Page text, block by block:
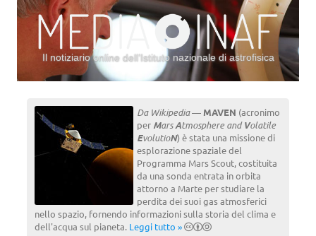
Il notiziario online dell’Istituto nazionale di astrofisica
Da Wikipedia— MAVEN (acronimo
per MarsAtmosphere andVolatile
EvolutioN) è stata una missione di
esplorazione spaziale del
Programma Mars Scout, costituita
da una sonda entrata in orbita
attorno a Marte per studiare la
perdita dei suoi gas atmosferici
nello spazio, fornendo informazioni sulla storia del clima e
dell'acqua sul pianeta. Leggi tutto »